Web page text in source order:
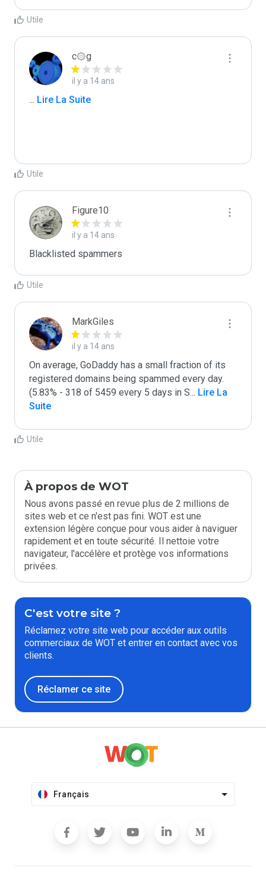
Utile
c۞g
il y a 14 ans
... Lire La Suite
Utile
Figure10
il y a 14 ans
Blacklisted spammers
Utile
MarkGiles
il y a 14 ans
On average, GoDaddy has a small fraction of its
registered domains being spammed every day.
(5.83% - 318 of 5459 every 5 days in S... Lire La
Suite
Utile
À propos de WOT
Nous avons passé en revue plus de 2 millions de
sites web et ce n'est pas fini. WOT est une
extension légère conçue pour vous aider à naviguer
rapidement et en toute sécurité. Il nettoie votre
navigateur, l'accélère et protège vos informations
privées.
C'est votre site ?
Réclamez votre site web pour accéder aux outils
commerciaux de WOT et entrer en contact avec vos
clients.
Réclamer ce site
Français